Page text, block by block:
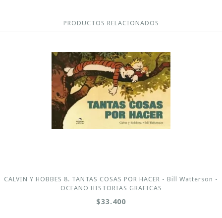
PRODUCTOS RELACIONADOS
CALVIN Y HOBBES 8. TANTAS COSAS POR HACER - Bill Watterson -
OCEANO HISTORIAS GRAFICAS
$33.400